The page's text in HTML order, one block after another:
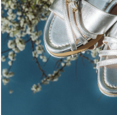
Blending sass and class,